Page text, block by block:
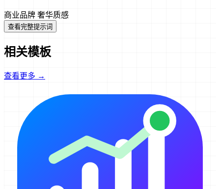
商业品牌 奢华质感
查看完整提示词
相关模板
查看更多 →